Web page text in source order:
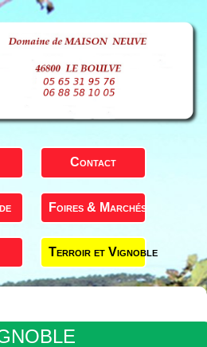
Contact
Foires & Marchés
Terroir et Vignoble